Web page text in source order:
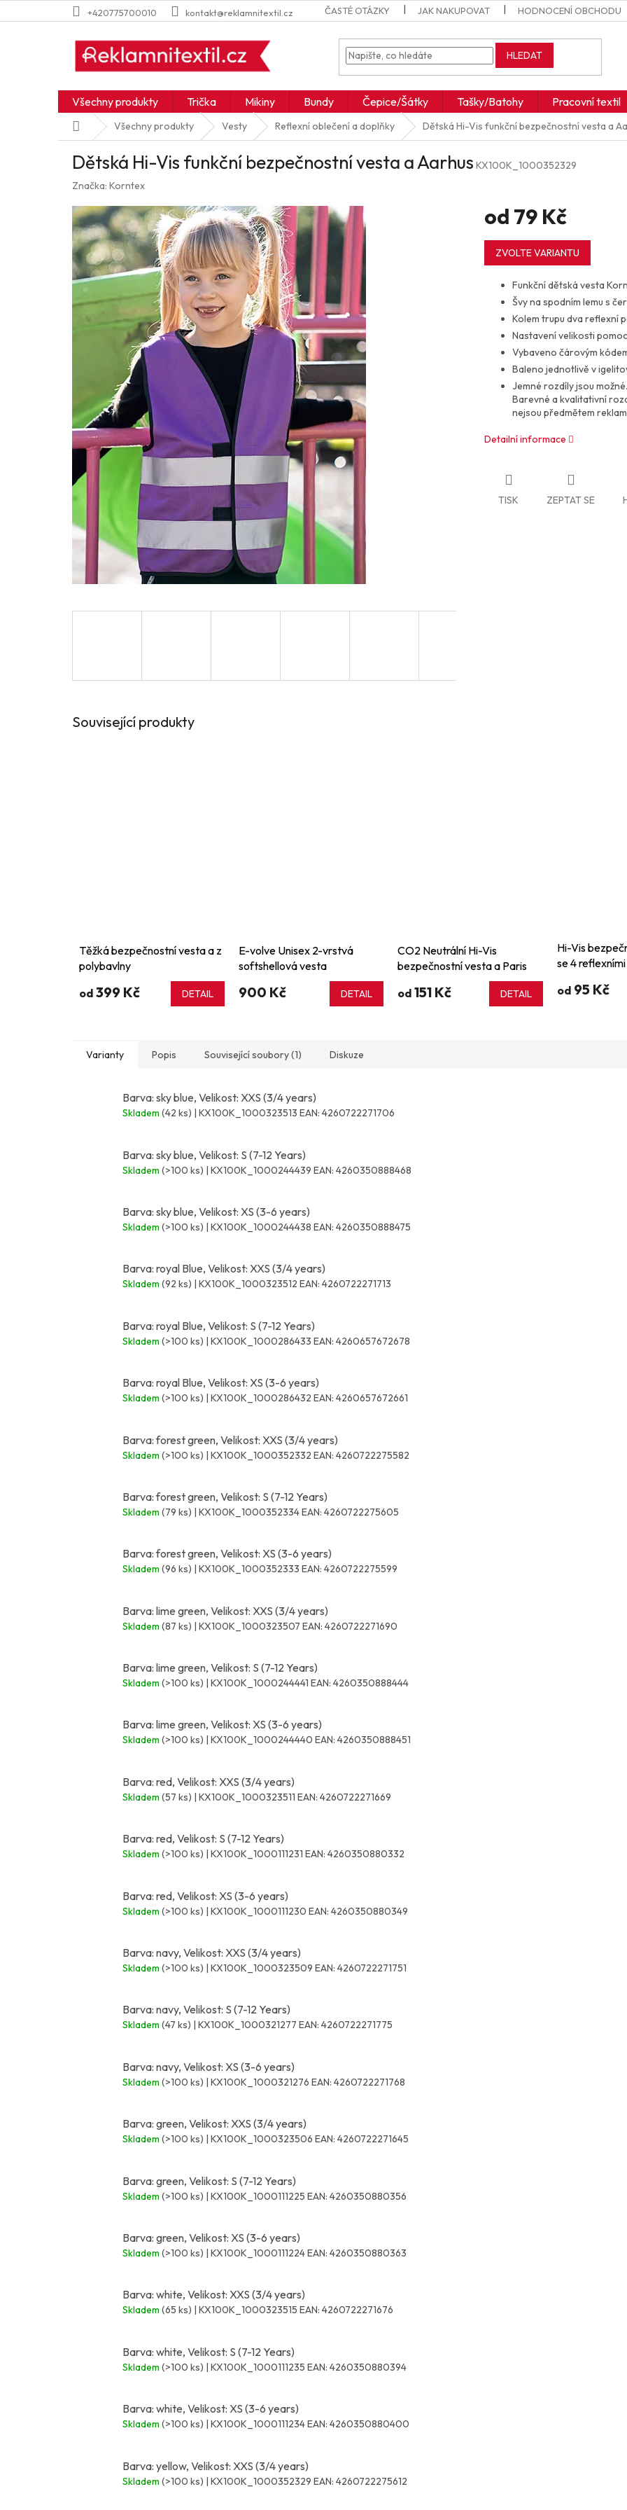
na
+420775700010 kontakt@reklamnitextil.cz ČASTÉ OTÁZKY JAK NAKUPOVAT HODNOCENÍ OBCHODU
HLEDAT
Všechny produkty Trička Mikiny Bundy Čepice/Šátky Tašky/Batohy Pracovní textil
Domů Všechny produkty Vesty Reflexní oblečení a doplňky Dětská Hi-Vis funkční bezpečnostní vesta a
Dětská Hi-Vis funkční bezpečnostní vesta a Aarhus KX100K_1000352329
Značka: Korntex
od 79 Kč
Měrná
cena:
ZVOLTE VARIANTU
Funkční dětská vesta
Švy na spodním lemu s
Kolem trupu dva reflexní
Nastavení velikosti
Vybaveno čárovým
Baleno jednotlivě v
Jemné rozdíly jsou
Barevné a kvalitativní
nejsou předmětem
Detailní informace
TISK ZEPTAT SE
Související produkty
Těžká bezpečnostní vesta a z
polybavlny
od 399 Kč DETAIL
E-volve Unisex 2-vrstvá
softshellová vesta
900 Kč DETAIL
CO2 Neutrální Hi-Vis
bezpečnostní vesta a Paris
od 151 Kč DETAIL
Hi-Vis
se 4
od95 Kč
Varianty Popis Související soubory (1) Diskuze
Barva: sky blue, Velikost: XXS (3/4 years)
Skladem (42 ks) | KX100K_1000323513 EAN: 4260722271706
Barva: sky blue, Velikost: S (7-12 Years)
Skladem (>100 ks) | KX100K_1000244439 EAN: 4260350888468
Barva: sky blue, Velikost: XS (3-6 years)
Skladem (>100 ks) | KX100K_1000244438 EAN: 4260350888475
Barva: royal Blue, Velikost: XXS (3/4 years)
Skladem (92 ks) | KX100K_1000323512 EAN: 4260722271713
Barva: royal Blue, Velikost: S (7-12 Years)
Skladem (>100 ks) | KX100K_1000286433 EAN: 4260657672678
Barva: royal Blue, Velikost: XS (3-6 years)
Skladem (>100 ks) | KX100K_1000286432 EAN: 4260657672661
Barva: forest green, Velikost: XXS (3/4 years)
Skladem (>100 ks) | KX100K_1000352332 EAN: 4260722275582
Barva: forest green, Velikost: S (7-12 Years)
Skladem (79 ks) | KX100K_1000352334EAN: 4260722275605
Barva: forest green, Velikost: XS (3-6 years)
Skladem (96 ks) | KX100K_1000352333 EAN: 4260722275599
Barva: lime green, Velikost: XXS (3/4 years)
Skladem (87 ks) | KX100K_1000323507 EAN: 4260722271690
Barva: lime green, Velikost: S (7-12 Years)
Skladem (>100 ks) | KX100K_1000244441 EAN: 4260350888444
Barva: lime green, Velikost: XS (3-6 years)
Skladem (>100 ks) | KX100K_1000244440 EAN: 4260350888451
Barva: red, Velikost: XXS (3/4 years)
Skladem (57 ks) | KX100K_1000323511 EAN: 4260722271669
Barva: red, Velikost: S (7-12 Years)
Skladem (>100 ks) | KX100K_1000111231 EAN: 4260350880332
Barva: red, Velikost: XS (3-6 years)
Skladem (>100 ks) | KX100K_1000111230 EAN: 4260350880349
Barva: navy, Velikost: XXS (3/4 years)
Skladem (>100 ks) | KX100K_1000323509 EAN: 4260722271751
Barva: navy, Velikost: S (7-12 Years)
Skladem (47 ks) | KX100K_1000321277 EAN: 4260722271775
Barva: navy, Velikost: XS (3-6 years)
Skladem (>100 ks) | KX100K_1000321276 EAN: 4260722271768
Barva: green, Velikost: XXS (3/4 years)
Skladem (>100 ks) | KX100K_1000323506 EAN: 4260722271645
Barva: green, Velikost: S (7-12 Years)
Skladem (>100 ks) | KX100K_1000111225 EAN: 4260350880356
Barva: green, Velikost: XS (3-6 years)
Skladem (>100 ks) | KX100K_1000111224EAN: 4260350880363
Barva: white, Velikost: XXS (3/4 years)
Skladem (65 ks) | KX100K_1000323515 EAN: 4260722271676
Barva: white, Velikost: S (7-12 Years)
Skladem (>100 ks) | KX100K_1000111235 EAN: 4260350880394
Barva: white, Velikost: XS (3-6 years)
Skladem (>100 ks) | KX100K_1000111234EAN: 4260350880400
Barva: yellow, Velikost: XXS (3/4 years)
Skladem (>100 ks) | KX100K_1000352329 EAN: 4260722275612